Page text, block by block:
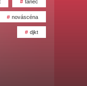
tanec
nováscéna
djkt